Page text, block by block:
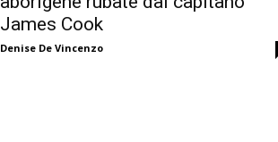
James Cook
Denise De Vincenzo